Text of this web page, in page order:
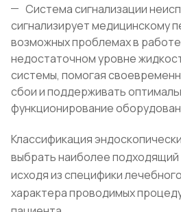
Система сигнализации
сигнализирует медицинскому
возможных проблемах в
недостаточном уровне
системы, помогая
сбои и поддерживать
функционирование
Классификация
выбрать наиболее подходящий
исходя из специфики
характера проводимых